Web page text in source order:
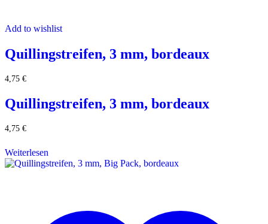
Add to wishlist
Quillingstreifen, 3 mm, bordeaux
4,75 €
Quillingstreifen, 3 mm, bordeaux
4,75 €
Weiterlesen